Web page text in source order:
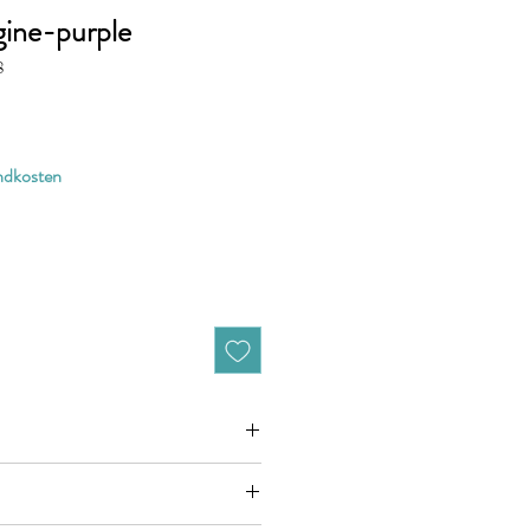
purple
zB. 50cm (0,5m) daher bitte Anzahl 5